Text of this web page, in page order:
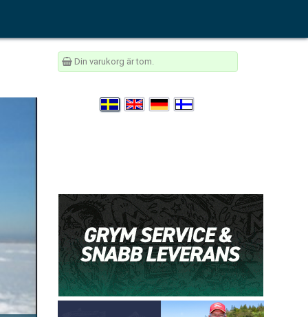
Din varukorg är tom.